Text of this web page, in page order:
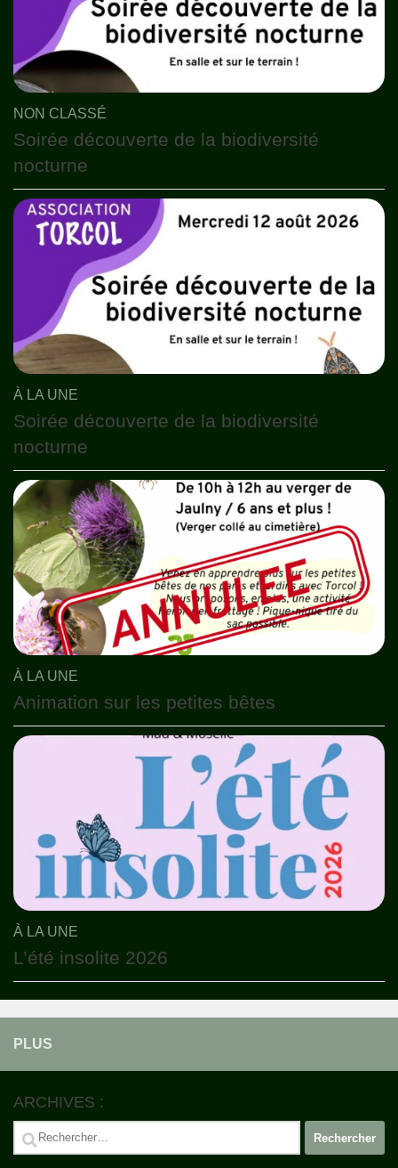
NON CLASSÉ
Soirée découverte de la biodiversité
nocturne
À LA UNE
Soirée découverte de la biodiversité
nocturne
À LA UNE
Animation sur les petites bêtes
À LA UNE
L’été insolite 2026
PLUS
ARCHIVES :
Rechercher :